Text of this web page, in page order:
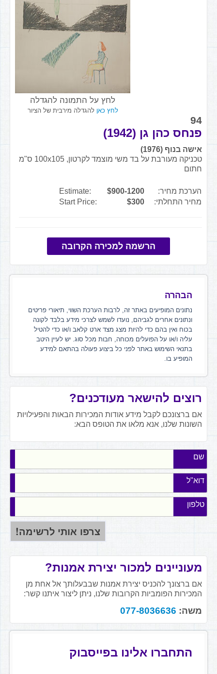
לחץ על התמונה להגדלה
לחץ כאן להגדלה מירבית של הציור
94
פנחס כהן גן (1942)
אישה בנוף (1976)
טכניקה מעורבת על בד משי מוצמד לקרטון, 100x105 ס"מ
חתום
הערכת מחיר: $900-1200
Estimate:
מחיר התחלתי:
$300
Start Price:
הרשמה למכירה הקרובה
הבהרה
נתונים המופיעים באתר זה, לרבות הערכת השווי, תיאורי פריטים
ונתונים אחרים לגביהם, נועדו לשמש לצרכי מידע בלבד לקונה
בכוח ואין בהם כדי להיות מצג מצד ארט קלאב ו/או כדי להטיל
עליה ו/או על הפועלים מכוחה, חבות מכל סוג. יש לעיין היטב
בתנאי השימוש באתר לפני כל ביצוע פעולה בהתאם למידע
המופיע בו.
רוצים להישאר מעודכנים?
אם ברצונכם לקבל מידע אודות המכירות הבאות והפעילויות
השונות שלנו, אנא מלאו את הטופס הבא:
שם
דוא"ל
טלפון
מעוניינים למכור יצירת אמנות?
אם ברצונך להכניס יצירת אמנות שבבעלותך אל אחת מן
המכירות הפומביות הקרובות שלנו, ניתן ליצור איתנו קשר:
משה: 077-8036636
התחברו אלינו בפייסבוק